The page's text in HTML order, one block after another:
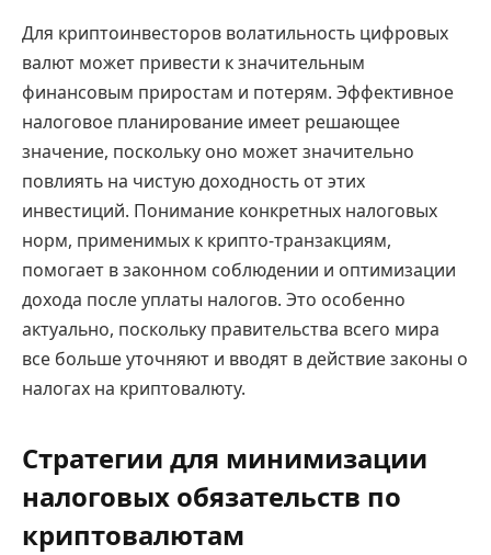
Для криптоинвесторов волатильность цифровых
валют может привести к значительным
финансовым приростам и потерям. Эффективное
налоговое планирование имеет решающее
значение, поскольку оно может значительно
повлиять на чистую доходность от этих
инвестиций. Понимание конкретных налоговых
норм, применимых к крипто-транзакциям,
помогает в законном соблюдении и оптимизации
дохода после уплаты налогов. Это особенно
актуально, поскольку правительства всего мира
все больше уточняют и вводят в действие законы о
налогах на криптовалюту.
Стратегии для минимизации
налоговых обязательств по
криптовалютам